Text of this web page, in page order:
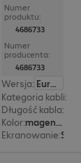
Numer
produktu:
4686733
Numer
producenta:
4686733
Wersja:
Europa
Kategoria kabli:
Długość kabla:
Kolor:
magenta (purpurowy)
Ekranowanie: